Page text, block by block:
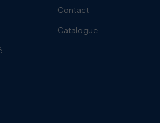
Contact
Catalogue